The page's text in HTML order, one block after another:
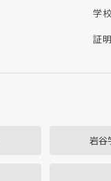
学
証
岩谷